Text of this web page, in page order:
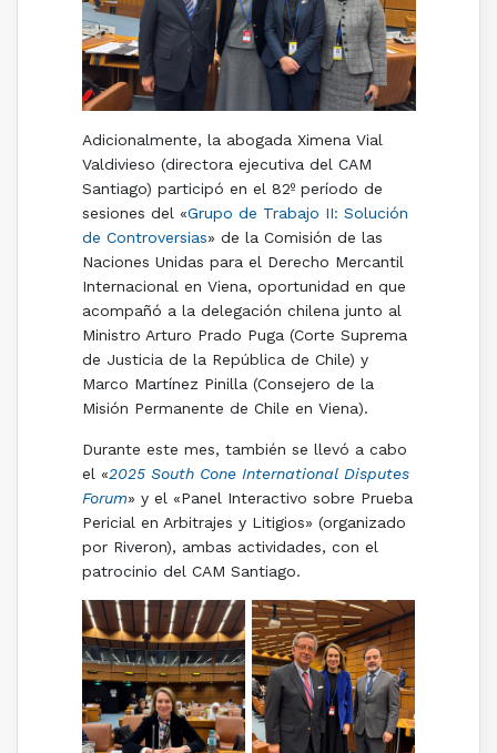
Adicionalmente, la abogada Ximena Vial
Valdivieso (directora ejecutiva del CAM
Santiago) participó en el 82º período de
sesiones del «Grupo de Trabajo II: Solución
de Controversias» de la Comisión de las
Naciones Unidas para el Derecho Mercantil
Internacional en Viena, oportunidad en que
acompañó a la delegación chilena junto al
Ministro Arturo Prado Puga (Corte Suprema
de Justicia de la República de Chile) y
Marco Martínez Pinilla (Consejero de la
Misión Permanente de Chile en Viena).
Durante este mes, también se llevó a cabo
el «2025 South Cone International Disputes
Forum» y el «Panel Interactivo sobre Prueba
Pericial en Arbitrajes y Litigios» (organizado
por Riveron), ambas actividades, con el
patrocinio del CAM Santiago.